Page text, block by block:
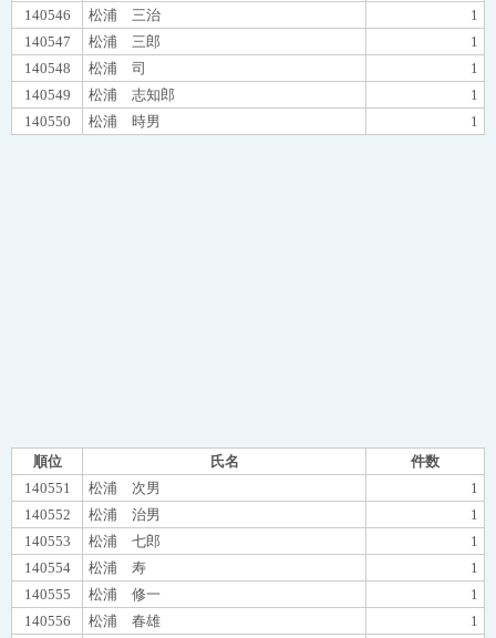
140546 松浦 三治
1
140547
松浦 三郎
1
140548
松浦 司
1
140549
松浦 志知郎
1
140550
松浦 時男 1
順位 氏名
件数
140551
松浦 次男
1
140552
松浦 治男
1
140553
松浦 七郎
1
140554
松浦 寿
1
140555
松浦 修一
1
140556
松浦 春雄
1